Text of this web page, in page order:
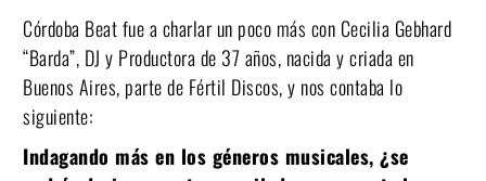
Córdoba Beat fue a charlar un poco más con Cecilia Gebhard
“Barda”, DJ y Productora de 37 años, nacida y criada en
Buenos Aires, parte de Fértil Discos, y nos contaba lo
siguiente:
Indagando más en los géneros musicales, ¿se